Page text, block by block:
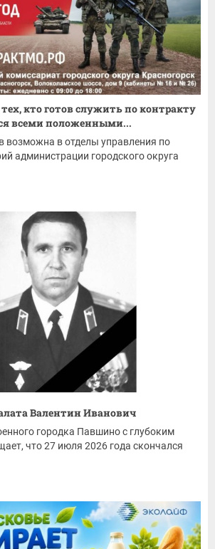
кто готов служить по контракту
всеми положенными...
возможна в отделы управления по
администрации городского округа
Валентин Иванович
городка Павшино с глубоким
что 27 июля 2026 года скончался